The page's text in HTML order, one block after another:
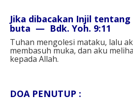
Jika dibacakan Injil
buta — Bdk. Yoh. 9:11⁣
Tuhan mengolesi mataku, lalu
membasuh muka, dan aku
kepada Allah.⁣
DOA PENUTUP :